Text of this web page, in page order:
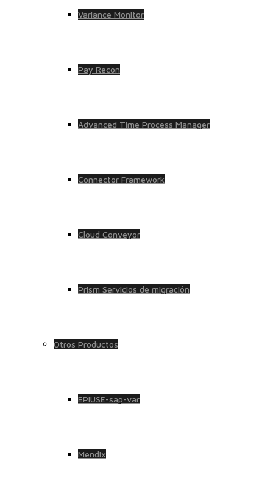
Variance Monitor
Pay Recon
Advanced Time Process Manager
Connector Framework
Cloud Conveyor
Prism Servicios de migración
Otros Productos
EPIUSE-sap-var
Mendix